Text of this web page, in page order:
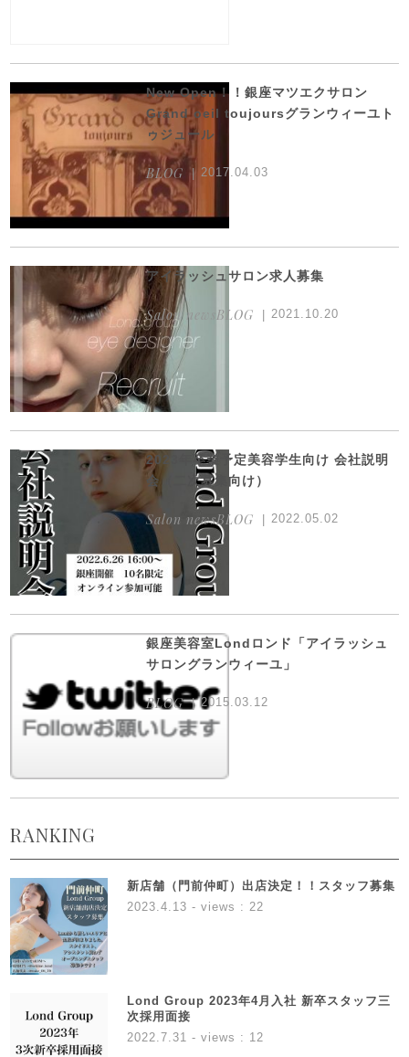
New Open！！銀座マツエクサロン
Grand oeil toujoursグランウィーユト
ゥジュール
BLOG 2017.04.03
アイラッシュサロン求人募集
Salon newsBLOG 2021.10.20
2023年卒業予定美容学生向け 会社説明
会（二次募集向け）
Salon newsBLOG 2022.05.02
銀座美容室Londロンド「アイラッシュ
サロングランウィーユ」
BLOG 2015.03.12
RANKING
新店舗（門前仲町）出店決定！！スタッフ募集
2023.4.13 - views : 22
Lond Group 2023年4月入社 新卒スタッフ三
次採用面接
2022.7.31
- views : 12